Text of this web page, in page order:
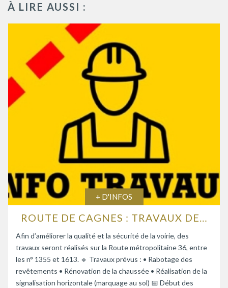
À LIRE AUSSI :
+ D'INFOS
ROUTE DE CAGNES : TRAVAUX DE RENFORCEMENT DE LA CHAUSSÉE
Afin d’améliorer la qualité et la sécurité de la voirie, des
travaux seront réalisés sur la Route métropolitaine 36, entre
les n° 1355 et 1613. 🔹 Travaux prévus : • Rabotage des
revêtements • Rénovation de la chaussée • Réalisation de la
signalisation horizontale (marquage au sol) 📅 Début des